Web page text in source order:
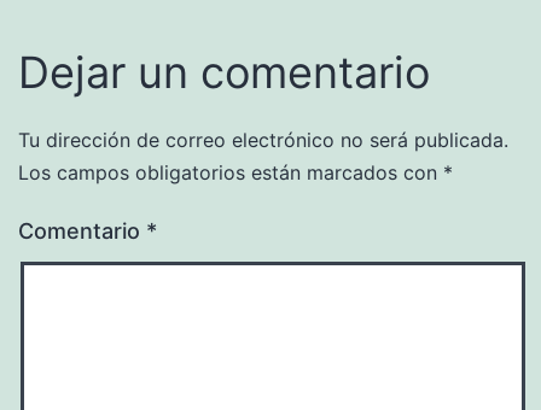
Dejar un comentario
Tu dirección de correo electrónico no será publicada.
Los campos obligatorios están marcados con *
Comentario *